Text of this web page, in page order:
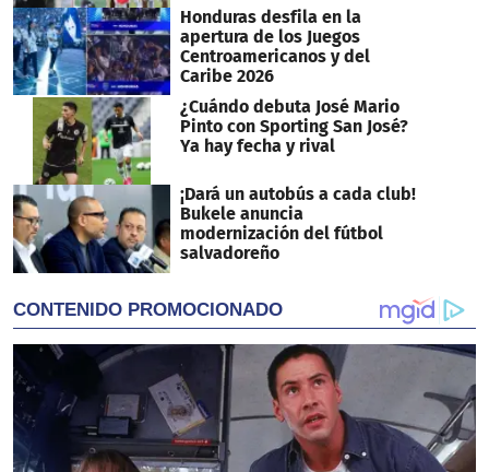
Honduras desfila en la
apertura de los Juegos
Centroamericanos y del
Caribe 2026
¿Cuándo debuta José Mario
Pinto con Sporting San José?
Ya hay fecha y rival
¡Dará un autobús a cada club!
Bukele anuncia
modernización del fútbol
salvadoreño